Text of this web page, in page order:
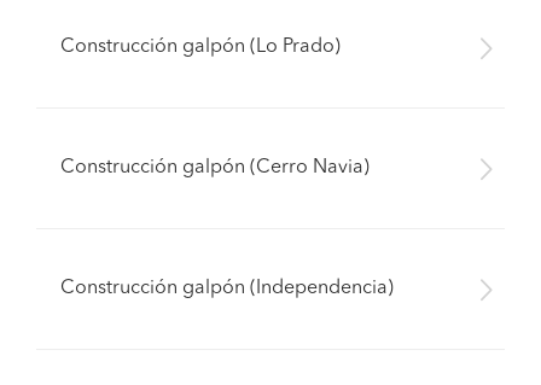
Construcción galpón (Lo Prado)
Construcción galpón (Cerro Navia)
Construcción galpón (Independencia)